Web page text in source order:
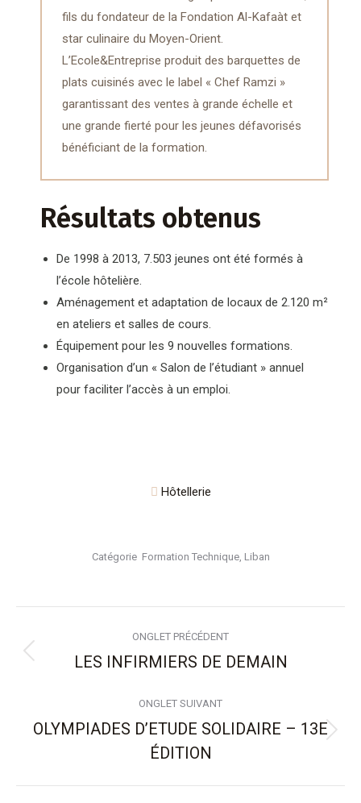
fils du fondateur de la Fondation Al-Kafaàt et
star culinaire du Moyen-Orient.
L’Ecole&Entreprise produit des barquettes de
plats cuisinés avec le label « Chef Ramzi »
garantissant des ventes à grande échelle et
une grande fierté pour les jeunes défavorisés
bénéficiant de la formation.
Résultats obtenus
De 1998 à 2013, 7.503 jeunes ont été formés à
l’école hôtelière.
Aménagement et adaptation de locaux de 2.120 m²
en ateliers et salles de cours.
Équipement pour les 9 nouvelles formations.
Organisation d’un « Salon de l’étudiant » annuel
pour faciliter l’accès à un emploi.
Hôtellerie
Catégorie Formation Technique, Liban
de
commentaire
ONGLET PRÉCÉDENT
Onglet
LES INFIRMIERS DE DEMAIN
ONGLET SUIVANT
Projets
similaires
OLYMPIADES D’ETUDE SOLIDAIRE – 13E
ÉDITION